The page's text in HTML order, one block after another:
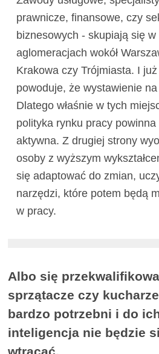
prawnicze, finansowe, czy
biznesowych - skupiają się
aglomeracjach wokół
Krakowa czy Trójmiasta. I
powoduje, że wystawienie
Dlatego właśnie w tych
polityka rynku pracy
aktywna. Z drugiej strony
osoby z wyższym
się adaptować do zmian,
narzędzi, które potem będą
w pracy.
Albo się
sprzątacze czy
bardzo potrzebni i do
inteligencja nie będzie